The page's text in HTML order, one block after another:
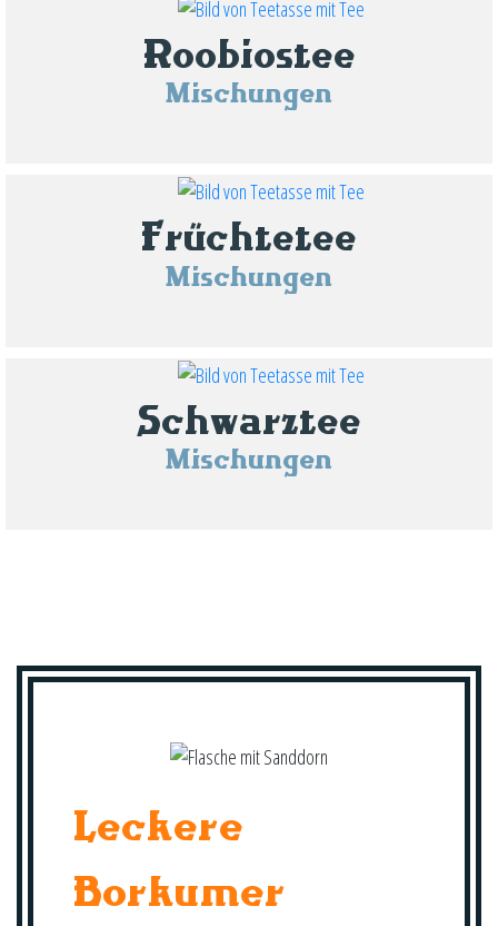
Roobiostee
Mischungen
Früchtetee
Mischungen
Schwarztee
Mischungen
Leckere
Borkumer